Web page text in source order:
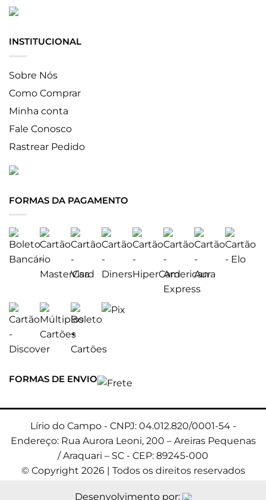
INSTITUCIONAL
Sobre Nós
Como Comprar
Minha conta
Fale Conosco
Rastrear Pedido
FORMAS DA PAGAMENTO
FORMAS DE ENVIO
Lírio do Campo - CNPJ: 04.012.820/0001-54 -
Endereço: Rua Aurora Leoni, 200 – Areiras Pequenas
/ Araquari – SC - CEP: 89245-000
© Copyright 2026 | Todos os direitos reservados
Desenvolvimento por: